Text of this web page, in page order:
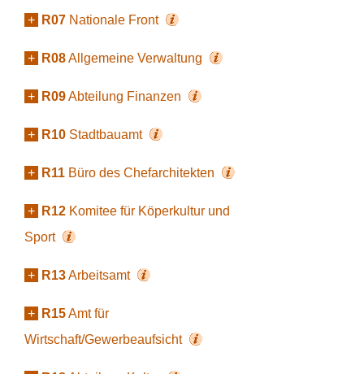
+ R07 Nationale Front
+ R08Allgemeine Verwaltung
+ R09Abteilung Finanzen
+ R10 Stadtbauamt
+ R11 Büro des Chefarchitekten
+ R12 Komitee für Köperkultur und
Sport
+ R13Arbeitsamt
+ R15Amt für
Wirtschaft/Gewerbeaufsicht